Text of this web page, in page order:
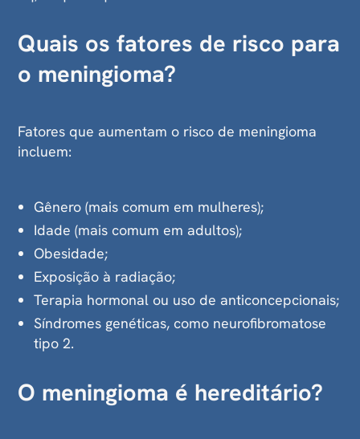
Quais os fatores de risco para
o meningioma?
Fatores que aumentam o risco de meningioma
incluem:
Gênero (mais comum em mulheres);
Idade (mais comum em adultos);
Obesidade;
Exposição à radiação;
Terapia hormonal ou uso de anticoncepcionais;
Síndromes genéticas, como neurofibromatose
tipo 2.
O meningioma é hereditário?